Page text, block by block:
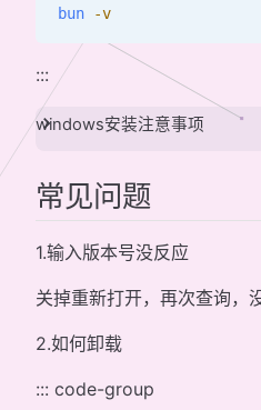
bun -v
:::
windows安装注意事项
常见问题
1.输入版本号没反应
关掉重新打开，再次查询，
2.如何卸载
::: code-group